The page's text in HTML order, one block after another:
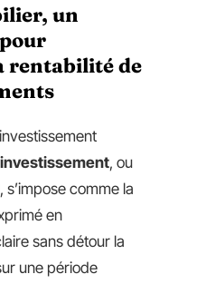
un
rentabilité de
, ou
, s’impose comme la
en
sans détour la
une période